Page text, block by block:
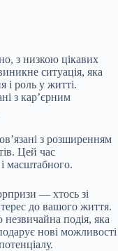
з низкою цікавих
ситуація, яка
і роль у житті.
з кар’єрним
з розширенням
Цей час
масштабного.
— хтось зі
до вашого життя.
незвичайна подія, яка
нові можливості